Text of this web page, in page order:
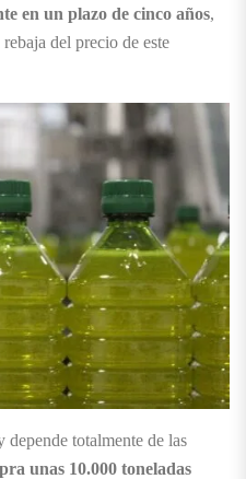
en un plazo de cinco años,
del precio de este
totalmente de las
unas 10.000 toneladas